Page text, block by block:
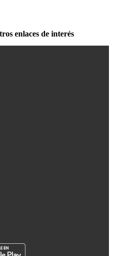
enlaces de interés